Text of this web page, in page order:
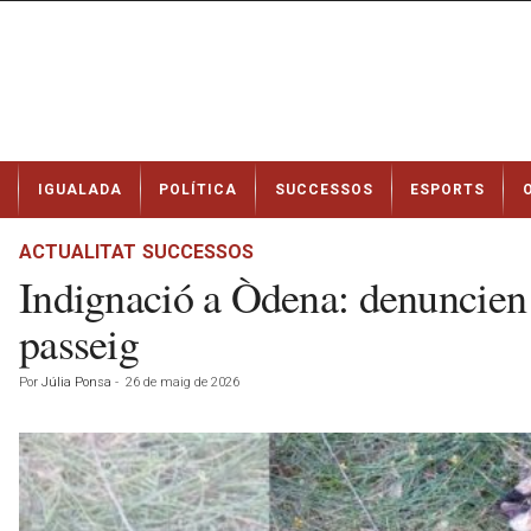
t
IGUALADA POLÍTICA SUCCESSOS ESPORTS
ACTUALITAT SUCCESSOS
Indignació a Òdena:
passeig
Por Júlia Ponsa - 26 de maig de 2026